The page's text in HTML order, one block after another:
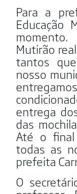
Para a
Educação
Mutirão
tantos
nosso
entrega
das
Até o
todas as
prefeita
O